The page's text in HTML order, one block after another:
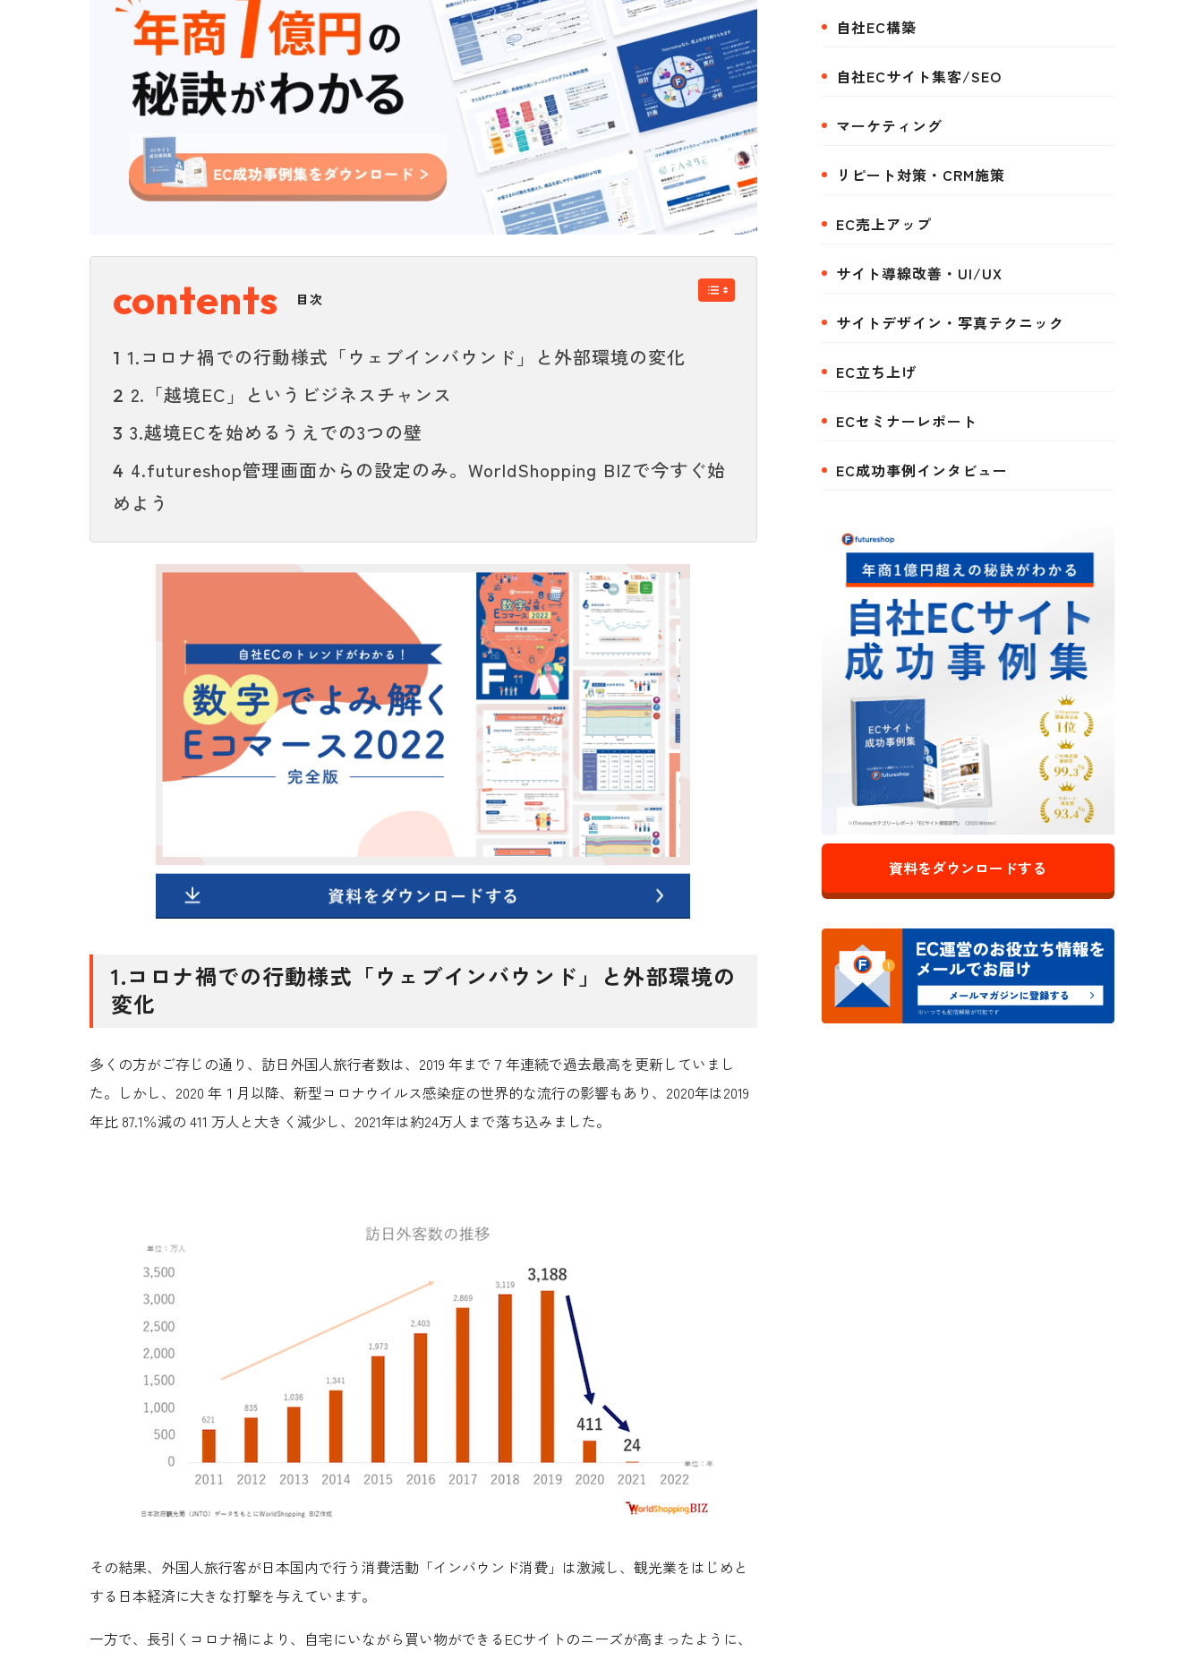
目次
1 1.コロナ禍での行動様式「ウェブインバウンド」と外部環境の変化
2 2.「越境EC」というビジネスチャンス
3 3.越境ECを始めるうえでの3つの壁
4 4.futureshop管理画面からの設定のみ。WorldShopping BIZで今すぐ始
めよう
1.コロナ禍での行動様式「ウェブインバウンド」と外部環境の
変化
多くの方がご存じの通り、訪日外国人旅行者数は、2019 年まで７年連続で過去最高を更新していまし
た。しかし、2020 年１月以降、新型コロナウイルス感染症の世界的な流行の影響もあり、2020年は2019
年比 87.1％減の 411 万人と大きく減少し、2021年は約24万人まで落ち込みました。
その結果、外国人旅行客が日本国内で行う消費活動「インバウンド消費」は激減し、観光業をはじめと
する日本経済に大きな打撃を与えています。
一方で、長引くコロナ禍により、自宅にいながら買い物ができるECサイトのニーズが高まったように、
自社EC構築
自社ECサイト集客/SEO
マーケティング
リピート対策・CRM施策
EC売上アップ
サイト導線改善・UI/UX
サイトデザイン・写真テクニック
EC立ち上げ
ECセミナーレポート
EC成功事例インタビュー
資料をダウンロードする